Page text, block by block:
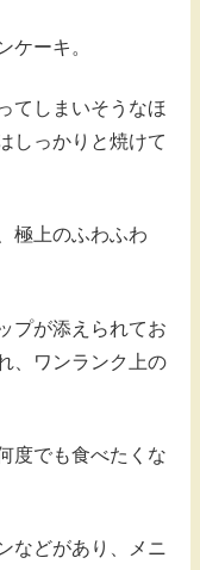
ケーキ。
てしまいそうなほ
しっかりと焼けて
極上のふわふわ
プが添えられてお
、ワンランク上の
度でも食べたくな
などがあり、メニ